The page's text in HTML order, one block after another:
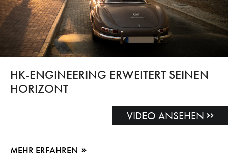
HK-ENGINEERING ERWEITERT SEINEN
HORIZONT
VIDEO ANSEHEN
MEHR ERFAHREN